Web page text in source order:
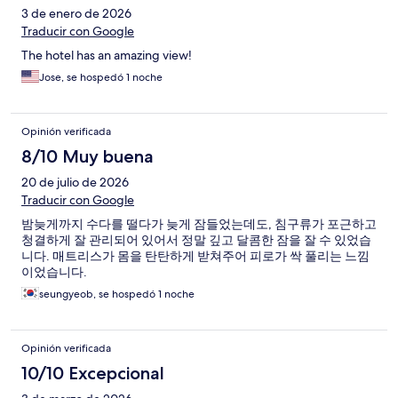
3 de enero de 2026
Traducir con Google
The hotel has an amazing view!
Jose, se hospedó 1 noche
Opinión verificada
8/10 Muy buena
20 de julio de 2026
Traducir con Google
밤늦게까지 수다를 떨다가 늦게 잠들었는데도, 침구류가 포근하고
청결하게 잘 관리되어 있어서 정말 깊고 달콤한 잠을 잘 수 있었습
니다. 매트리스가 몸을 탄탄하게 받쳐주어 피로가 싹 풀리는 느낌
이었습니다.
seungyeob, se hospedó 1 noche
Opinión verificada
10/10 Excepcional